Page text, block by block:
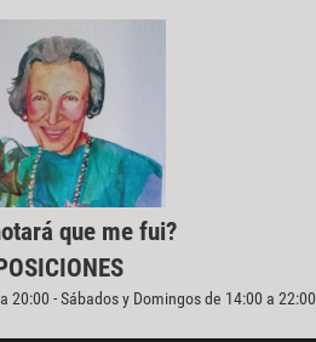
que me fui?
20:00 - Sábados y Domingos de 14:00 a 22:00